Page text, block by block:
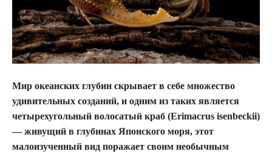
Мир океанских глубин скрывает в себе множество
удивительных созданий, и одним из таких является
четырехугольный волосатый краб (Erimacrus isenbeckii)
— живущий в глубинах Японского моря, этот
малоизученный вид поражает своим необычным